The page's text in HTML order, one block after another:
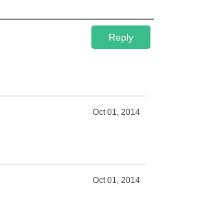
Reply
Oct 01, 2014
Oct 01, 2014